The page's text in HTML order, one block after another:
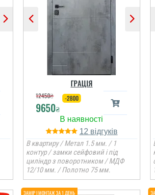
ГРАЦІЯ
12450₴
9650₴
-2800
12
В квартиру / Метал 1.5 мм. / 1
контур / замки сейфовий і під
циліндр з поворотником / МДФ
12/10 мм. / Полотно 75 мм.